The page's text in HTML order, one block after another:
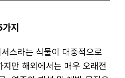
지
스라는 식물이 대중적으로
만 해외에서는 매우 오래전